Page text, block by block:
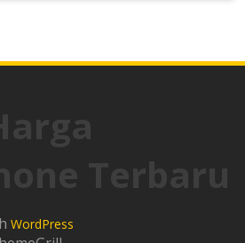
Terbaru
WordPress